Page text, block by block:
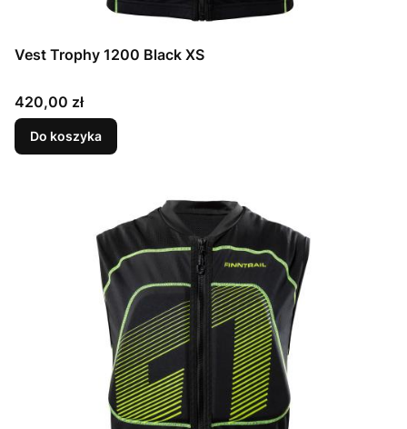
Vest Trophy 1200 Black XS
Cena
420,00 zł
Do koszyka